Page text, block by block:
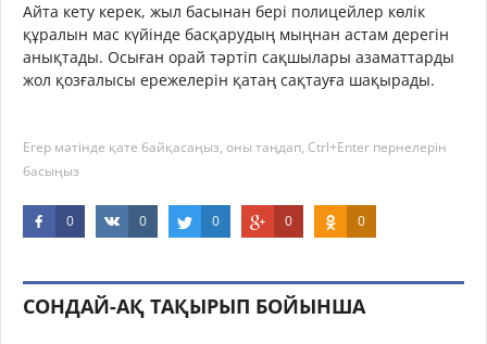
Айта кету керек, жыл басынан бері полицейлер көлік
құралын мас күйінде басқарудың мыңнан астам дерегін
анықтады. Осыған орай тәртіп сақшылары азаматтарды
жол қозғалысы ережелерін қатаң сақтауға шақырады.
Егер мәтінде қате байқасаңыз, оны таңдап, Ctrl+Enter пернелерін
басыңыз
0 0 0 0 0
СОНДАЙ-АҚ ТАҚЫРЫП БОЙЫНША